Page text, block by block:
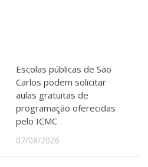
Escolas públicas de São
Carlos podem solicitar
aulas gratuitas de
programação oferecidas
pelo ICMC
07/08/2026